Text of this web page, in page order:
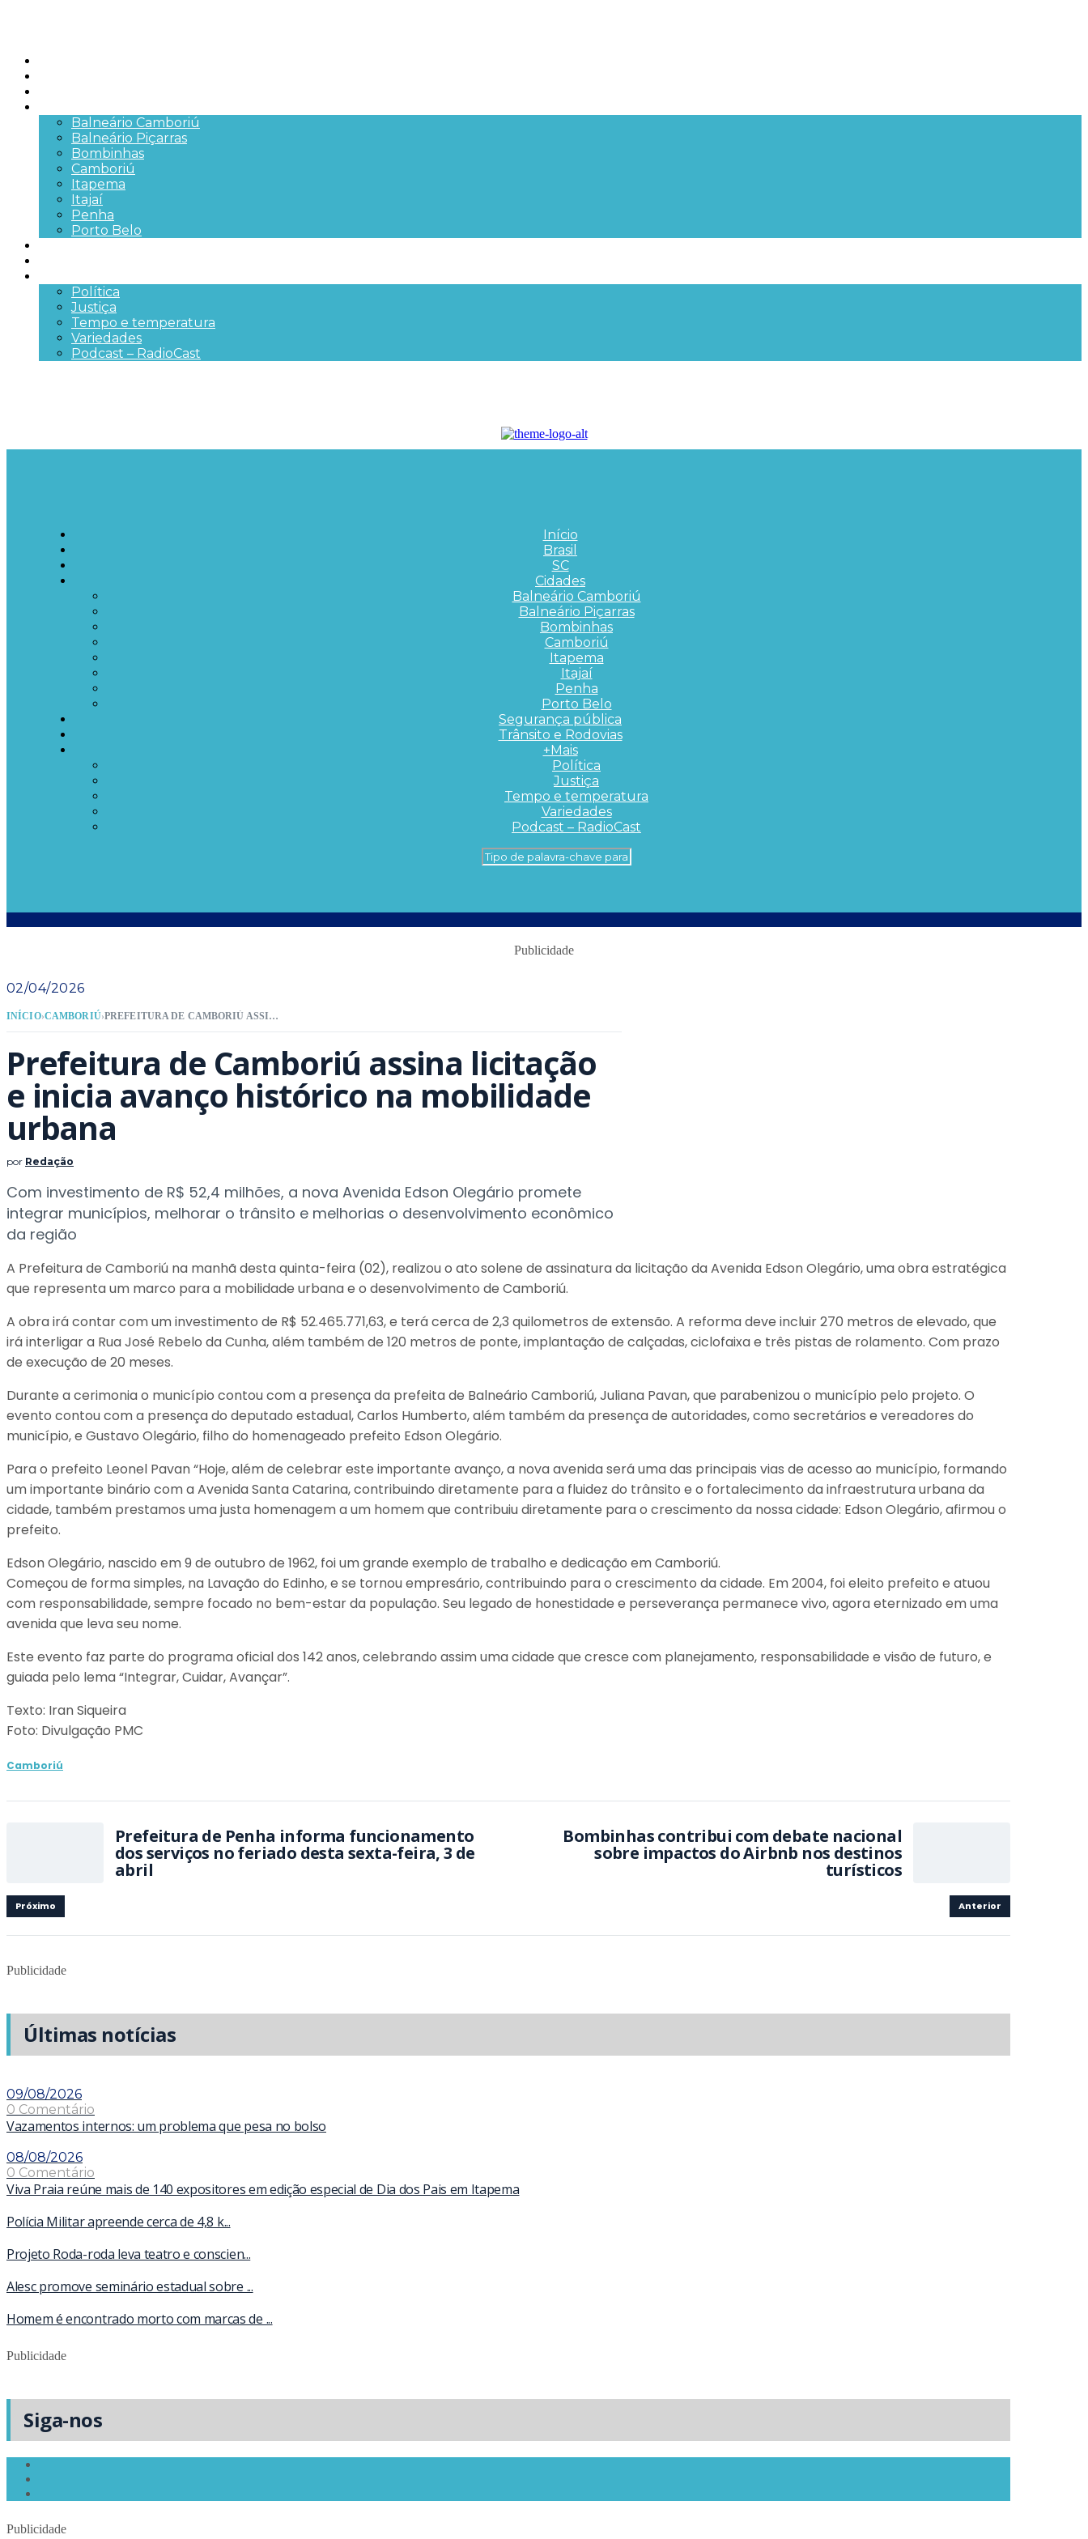
Balneário Camboriú
Balneário Piçarras
Bombinhas
Camboriú
Itapema
Itajaí
Penha
Porto Belo
Política
Justiça
Tempo e temperatura
Variedades
Podcast – RadioCast
Início
Brasil
SC
Cidades
Balneário Camboriú
Balneário Piçarras
Bombinhas
Camboriú
Itapema
Itajaí
Penha
Porto Belo
Segurança pública
Trânsito e Rodovias
+Mais
Política
Justiça
Tempo e temperatura
Variedades
Podcast – RadioCast
Publicidade
02/04/2026
INÍCIO›CAMBORIÚ› PREFEITURA DE CAMBORIÚ ASSINA LICITAÇÃO E INICIA AVANÇO HISTÓRICO NA MOBILIDADE URBANA
Prefeitura de Camboriú assina licitação
e inicia avanço histórico na mobilidade
urbana
por Redação
Com investimento de R$ 52,4 milhões, a nova Avenida Edson Olegário promete
integrar municípios, melhorar o trânsito e melhorias o desenvolvimento econômico
da região
A Prefeitura de Camboriú na manhã desta quinta-feira (02), realizou o ato solene de assinatura da licitação da Avenida Edson Olegário, uma obra estratégica
que representa um marco para a mobilidade urbana e o desenvolvimento de Camboriú.
A obra irá contar com um investimento de R$ 52.465.771,63, e terá cerca de 2,3 quilometros de extensão. A reforma deve incluir 270 metros de elevado, que
irá interligar a Rua José Rebelo da Cunha, além também de 120 metros de ponte, implantação de calçadas, ciclofaixa e três pistas de rolamento. Com prazo
de execução de 20 meses.
Durante a cerimonia o município contou com a presença da prefeita de Balneário Camboriú, Juliana Pavan, que parabenizou o município pelo projeto. O
evento contou com a presença do deputado estadual, Carlos Humberto, além também da presença de autoridades, como secretários e vereadores do
município, e Gustavo Olegário, filho do homenageado prefeito Edson Olegário.
Para o prefeito Leonel Pavan “Hoje, além de celebrar este importante avanço, a nova avenida será uma das principais vias de acesso ao município, formando
um importante binário com a Avenida Santa Catarina, contribuindo diretamente para a fluidez do trânsito e o fortalecimento da infraestrutura urbana da
cidade, também prestamos uma justa homenagem a um homem que contribuiu diretamente para o crescimento da nossa cidade: Edson Olegário, afirmou o
prefeito.
Edson Olegário, nascido em 9 de outubro de 1962, foi um grande exemplo de trabalho e dedicação em Camboriú.
Começou de forma simples, na Lavação do Edinho, e se tornou empresário, contribuindo para o crescimento da cidade. Em 2004, foi eleito prefeito e atuou
com responsabilidade, sempre focado no bem-estar da população. Seu legado de honestidade e perseverança permanece vivo, agora eternizado em uma
avenida que leva seu nome.
Este evento faz parte do programa oficial dos 142 anos, celebrando assim uma cidade que cresce com planejamento, responsabilidade e visão de futuro, e
guiada pelo lema “Integrar, Cuidar, Avançar”.
Texto: Iran Siqueira
Foto: Divulgação PMC
Camboriú
Prefeitura de Penha informa funcionamento
dos serviços no feriado desta sexta-feira, 3 de
abril
Próximo
Bombinhas contribui com debate nacional
sobre impactos do Airbnb nos destinos
turísticos
Anterior
Publicidade
Últimas notícias
09/08/2026
0 Comentário
Vazamentos internos: um problema que pesa no bolso
08/08/2026
0 Comentário
Viva Praia reúne mais de 140 expositores em edição especial de Dia dos Pais em Itapema
Polícia Militar apreende cerca de 4,8 k...
Projeto Roda-roda leva teatro e conscien...
Alesc promove seminário estadual sobre ...
Homem é encontrado morto com marcas de ...
Publicidade
Siga-nos
Publicidade